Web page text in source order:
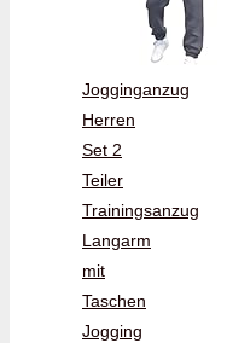
Jogginganzug
Herren
Set 2
Teiler
Trainingsanzug
Langarm
mit
Taschen
Jogging